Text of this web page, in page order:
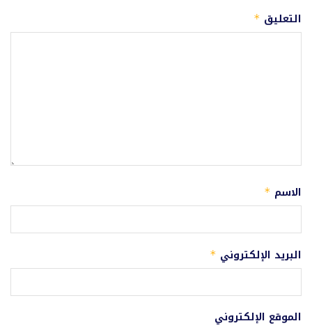
التعليق *
الاسم *
البريد الإلكتروني *
الموقع الإلكتروني